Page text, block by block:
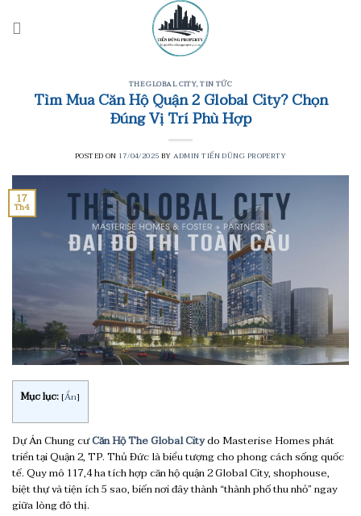
content
THE GLOBAL CITY,TIN TỨC
Tìm Mua Căn Hộ Quận 2 Global City? Chọn
Đúng Vị Trí Phù Hợp
POSTED ON 17/04/2025BYADMIN TIẾN DŨNG PROPERTY
17
Th4
Mục lục:[Ẩn]
Dự Án Chung cưCăn Hộ The Global Citydo Masterise Homes phát
triển tại Quận 2, TP. Thủ Đức là biểu tượng cho phong cách sống quốc
tế. Quy mô 117,4 ha tích hợp căn hộ quận 2 Global City, shophouse,
biệt thự và tiện ích 5 sao, biến nơi đây thành “thành phố thu nhỏ” ngay
giữa lòng đô thị.